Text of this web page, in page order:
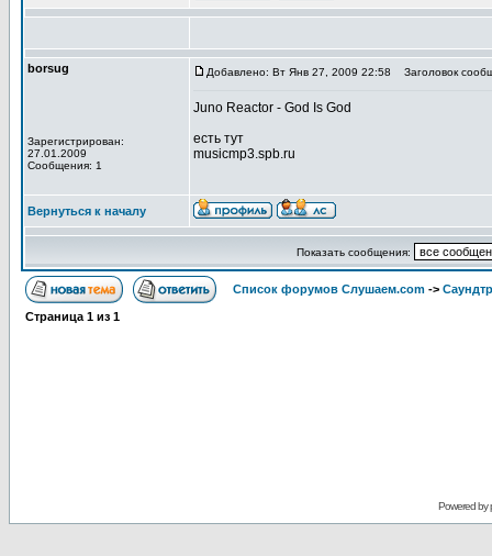
borsug
Зарегистрирован:
27.01.2009
Сообщения: 1
Добавлено: Вт Янв 27, 2009 22:58 Заголовок
Juno Reactor - God Is God
есть тут
musicmp3.spb.ru
Вернуться к началу
Показать сообщения:
Список форумов Слушаем.com ->
Страница 1 из 1
Powered by